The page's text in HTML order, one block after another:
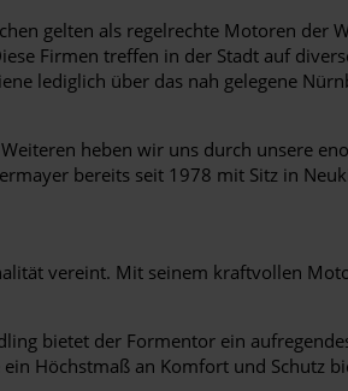
gelten als regelrechte Motoren der
Firmen treffen in der Stadt auf
lediglich über das nah gelegene
heben wir uns durch unsere
bereits seit 1978 mit Sitz in
vereint. Mit seinem kraftvollen
bietet der Formentor ein
Höchstmaß an Komfort und Schutz